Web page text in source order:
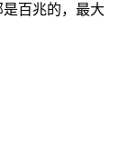
百兆的，最大